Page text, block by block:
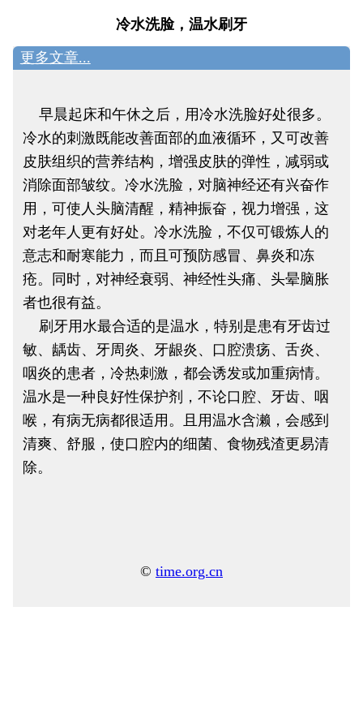
冷水洗脸，温水刷牙
更多文章...
早晨起床和午休之后，用冷水洗脸好处很多。
冷水的刺激既能改善面部的血液循环，又可改善
皮肤组织的营养结构，增强皮肤的弹性，减弱或
消除面部皱纹。冷水洗脸，对脑神经还有兴奋作
用，可使人头脑清醒，精神振奋，视力增强，这
对老年人更有好处。冷水洗脸，不仅可锻炼人的
意志和耐寒能力，而且可预防感冒、鼻炎和冻
疮。同时，对神经衰弱、神经性头痛、头晕脑胀
者也很有益。
刷牙用水最合适的是温水，特别是患有牙齿过
敏、龋齿、牙周炎、牙龈炎、口腔溃疡、舌炎、
咽炎的患者，冷热刺激，都会诱发或加重病情。
温水是一种良好性保护剂，不论口腔、牙齿、咽
喉，有病无病都很适用。且用温水含濑，会感到
清爽、舒服，使口腔内的细菌、食物残渣更易清
除。
© time.org.cn